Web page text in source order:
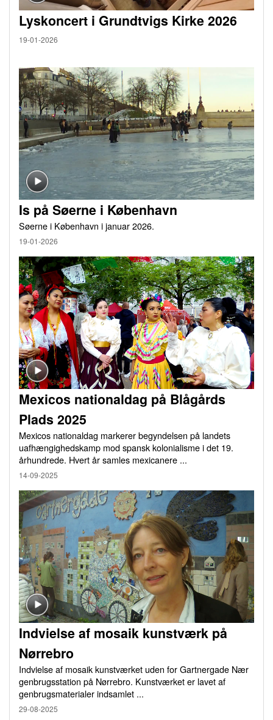
Lyskoncert i Grundtvigs Kirke 2026
19-01-2026
Is på Søerne i København
Søerne i København i januar 2026.
19-01-2026
Mexicos nationaldag på Blågårds
Plads 2025
Mexicos nationaldag markerer begyndelsen på landets
uafhængighedskamp mod spansk kolonialisme i det 19.
århundrede. Hvert år samles mexicanere ...
14-09-2025
Indvielse af mosaik kunstværk på
Nørrebro
Indvielse af mosaik kunstværket uden for Gartnergade Nær
genbrugsstation på Nørrebro. Kunstværket er lavet af
genbrugsmaterialer indsamlet ...
29-08-2025